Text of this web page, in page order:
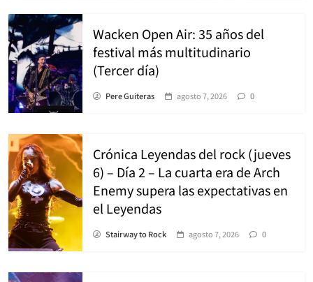
Wacken Open Air: 35 años del
festival más multitudinario
(Tercer día)
Pere Guiteras agosto 7, 2026 0
Crónica Leyendas del rock (jueves
6) – Día 2 – La cuarta era de Arch
Enemy supera las expectativas en
el Leyendas
Stairway to Rock agosto 7, 2026 0